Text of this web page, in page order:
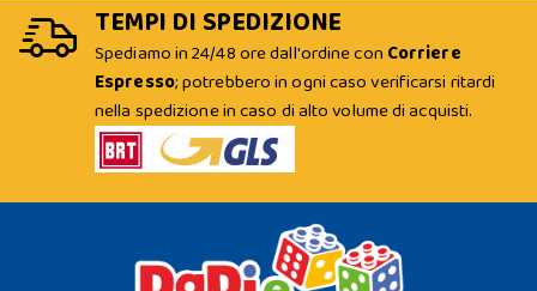
TEMPI DI SPEDIZIONE
Spediamo in 24/48 ore dall'ordine con Corriere
Espresso; potrebbero in ogni caso verificarsi ritardi
nella spedizione in caso di alto volume di acquisti.